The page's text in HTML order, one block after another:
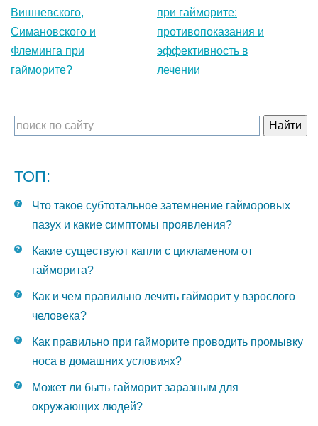
Вишневского,
Симановского и
Флеминга при
гайморите?
при гайморите:
противопоказания и
эффективность в
лечении
ТОП:
Что такое субтотальное затемнение гайморовых
пазух и какие симптомы проявления?
Какие существуют капли с цикламеном от
гайморита?
Как и чем правильно лечить гайморит у взрослого
человека?
Как правильно при гайморите проводить промывку
носа в домашних условиях?
Может ли быть гайморит заразным для
окружающих людей?